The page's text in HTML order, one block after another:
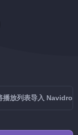
播放列表导入